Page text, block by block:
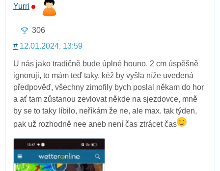
Yurri
306
# 12.01.2024, 13:59
U nás jako tradičně bude úplné houno, 2 cm úspěšně
ignoruji, to mám teď taky, kéž by vyšla níže uvedená
předpověď, všechny zimofily bych poslal někam do hor
a ať tam zůstanou zevlovat někde na sjezdovce, mně
by se to taky líbilo, neříkám že ne, ale max. tak týden,
pak už rozhodně nee aneb není čas ztrácet čas